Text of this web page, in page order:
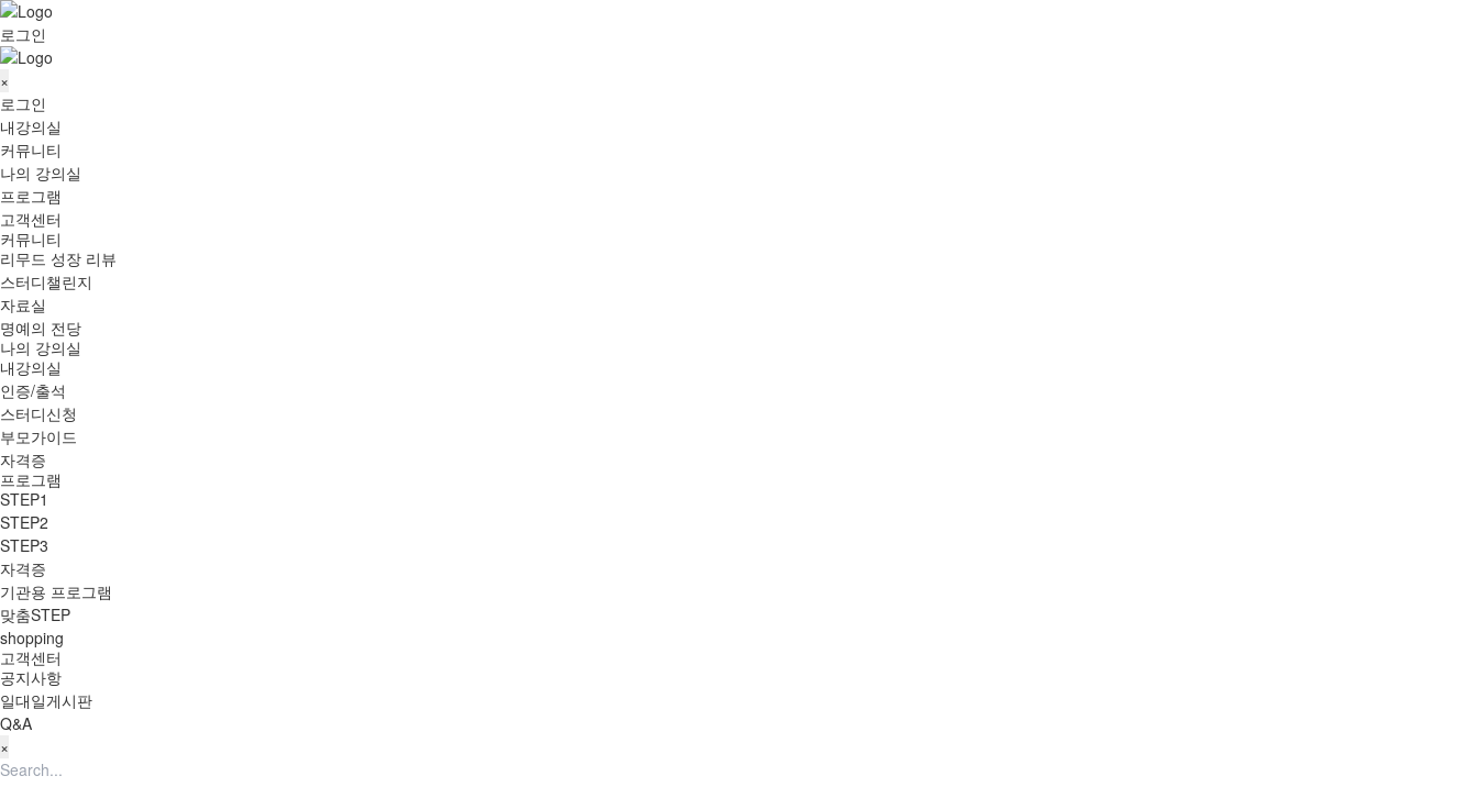
로그인
×
로그인
내강의실
커뮤니티
나의 강의실
프로그램
고객센터
커뮤니티
리무드 성장 리뷰
스터디챌린지
자료실
명예의 전당
나의 강의실
내강의실
인증/출석
스터디신청
부모가이드
자격증
프로그램
STEP1
STEP2
STEP3
자격증
기관용 프로그램
맞춤STEP
shopping
고객센터
공지사항
일대일게시판
Q&A
×